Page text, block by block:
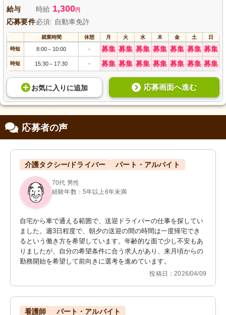
給与 時給 1,300円
応募要件必須: 自動車免許
就業時間 休憩 月 火 水 木 金 土 日
時短 8:00～ 10:00 - 募集 募集 募集 募集 募集 募集 募集
時短 15:30～ 17:30 - 募集 募集 募集 募集 募集 募集 募集
お気に入り に追加 応募画面へ進む
応募者の声
介護タクシー/ドライバー パート・アルバイト
70代 男性
経験年数：5年以上6年未満
自宅から車で通える範囲で、送迎ドライバーの仕事を探してい
ました。週3日程度で、朝夕の送迎の間の時間は一度帰宅でき
るという働き方を希望しています。年齢的な面で少し不安もあ
りましたが、自分の希望条件に合う求人があり、来月頃からの
勤務開始を希望して前向きに選考を進めています。
投稿日：2026/04/09
看護師 パート・アルバイト